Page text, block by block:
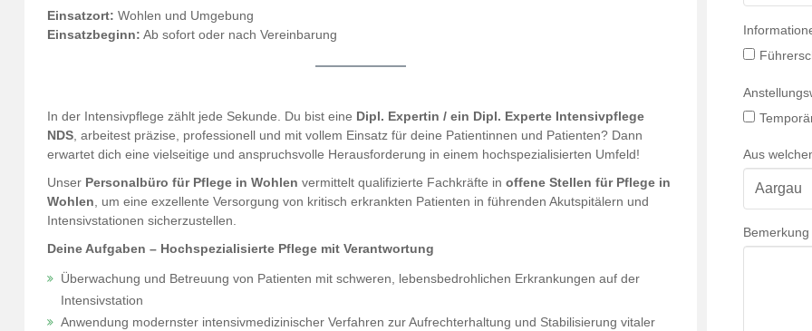
Einsatzort: Wohlen und Umgebung
Einsatzbeginn: Ab sofort oder nach Vereinbarung
In der Intensivpflege zählt jede Sekunde. Du bist eine Dipl. Expertin / ein Dipl. Experte Intensivpflege
NDS , arbeitest präzise, professionell und mit vollem Einsatz für deine Patientinnen und Patienten? Dann
erwartet dich eine vielseitige und anspruchsvolle Herausforderung in einem hochspezialisierten Umfeld!
Unser Personalbüro für Pflege in Wohlen vermittelt qualifizierte Fachkräfte in offene Stellen für Pflege in
Wohlen , um eine exzellente Versorgung von kritisch erkrankten Patienten in führenden Akutspitälern und
Intensivstationen sicherzustellen.
Deine Aufgaben – Hochspezialisierte Pflege mit Verantwortung
Überwachung und Betreuung von Patienten mit schweren, lebensbedrohlichen Erkrankungen auf der
Intensivstation
Anwendung modernster intensivmedizinischer Verfahren zur Aufrechterhaltung und Stabilisierung vitaler
Aus
Bemerkung